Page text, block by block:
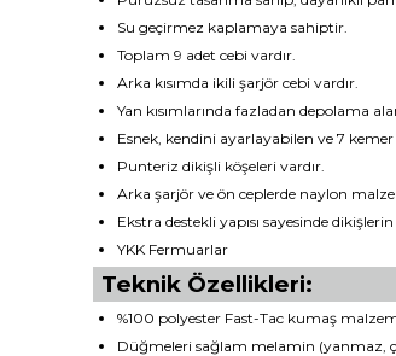
Su geçirmez kaplamaya sahiptir.
Toplam 9 adet cebi vardır.
Arka kısımda ikili şarjör cebi vardır.
Yan kısımlarında fazladan depolama
Esnek, kendini ayarlayabilen ve 7 kemer
Punteriz dikişli köşeleri vardır.
Arka şarjör ve ön ceplerde naylon
Ekstra destekli yapısı sayesinde
YKK Fermuarlar
Teknik Özellikleri:
%100 polyester Fast-Tac kumaş
Düğmeleri sağlam melamin (yanmaz,